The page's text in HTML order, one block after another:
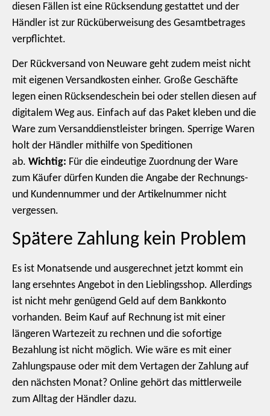
diesen Fällen ist eine Rücksendung gestattet und der
Händler ist zur Rücküberweisung des Gesamtbetrages
verpflichtet.
Der Rückversand von Neuware geht zudem meist nicht
mit eigenen Versandkosten einher. Große Geschäfte
legen einen Rücksendeschein bei oder stellen diesen auf
digitalem Weg aus. Einfach auf das Paket kleben und die
Ware zum Versanddienstleister bringen. Sperrige Waren
holt der Händler mithilfe von Speditionen
ab. Wichtig: Für die eindeutige Zuordnung der Ware
zum Käufer dürfen Kunden die Angabe der Rechnungs-
und Kundennummer und der Artikelnummer nicht
vergessen.
Spätere Zahlung kein Problem
Es ist Monatsende und ausgerechnet jetzt kommt ein
lang ersehntes Angebot in den Lieblingsshop. Allerdings
ist nicht mehr genügend Geld auf dem Bankkonto
vorhanden. Beim Kauf auf Rechnung ist mit einer
längeren Wartezeit zu rechnen und die sofortige
Bezahlung ist nicht möglich. Wie wäre es mit einer
Zahlungspause oder mit dem Vertagen der Zahlung auf
den nächsten Monat? Online gehört das mittlerweile
zum Alltag der Händler dazu.